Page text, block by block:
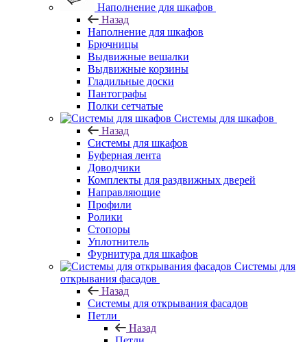
Наполнение для шкафов
Назад
Наполнение для шкафов
Брючницы
Выдвижные вешалки
Выдвижные корзины
Гладильные доски
Пантографы
Полки сетчатые
Системы для шкафов
Назад
Системы для шкафов
Буферная лента
Доводчики
Комплекты для раздвижных дверей
Направляющие
Профили
Ролики
Стопоры
Уплотнитель
Фурнитура для шкафов
Системы для
открывания фасадов
Назад
Системы для открывания фасадов
Петли
Назад